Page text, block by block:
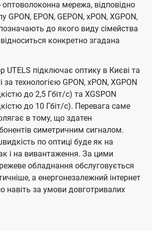
оптоволоконна мережа, відповідно
GPON, EPON, GEPON, xPON, XGPON,
до якого виду сімейства
конкретно згадана
UTELS підключає оптику в Києві та
за технологією GPON, xPON, XGPON
до 2,5 Гбіт/с) та XGSPON
до 10 Гбіт/с). Перевага саме
в тому, що здатен
симетричним сигналом.
по оптиці буде як на
і на вивантаження. За цими
обладнання обслуговується
а енергонезалежний інтернет
навіть за умови довготривалих